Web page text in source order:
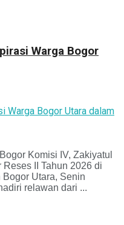
Warga Bogor
Komisi IV, Zakiyatul
II Tahun 2026 di
Utara, Senin
relawan dari ...